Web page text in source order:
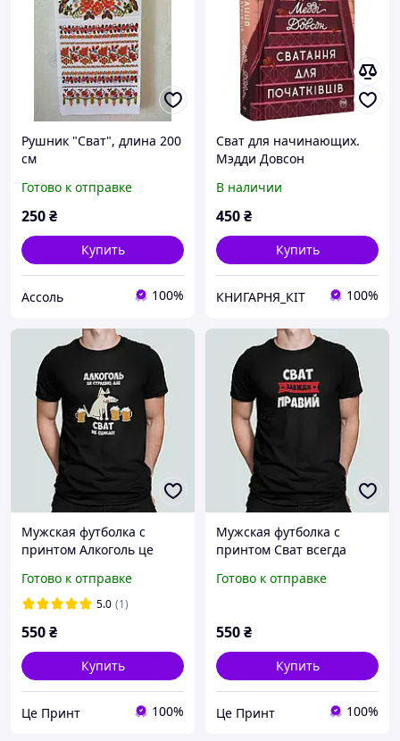
Рушник "Сват", длина 200
см
Готово к отправке
250₴
Купить
Ассоль 100%
Сват для начинающих.
Мэдди Довсон
В наличии
450₴
Купить
КНИГАРНЯ_КІТ 100%
Мужская футболка с
принтом Алкоголь це
сцикло Сват Свату
Готово к отправке
5.0 (1)
550₴
Купить
Це Принт 100%
Мужская футболка с
принтом Сват всегда
Готово к отправке
550₴
Купить
Це Принт 100%